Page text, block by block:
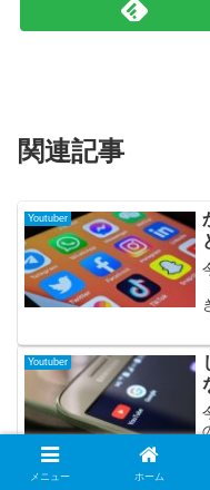
関連記事
Youtuber
Youtuber
メニュー ホーム